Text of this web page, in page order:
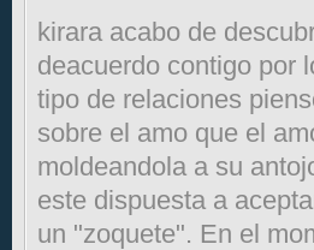
kirara acabo de
deacuerdo contigo por
tipo de relaciones
sobre el amo que el
moldeandola a su
este dispuesta a
un "zoquete". En el